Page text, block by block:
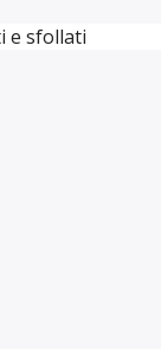
e sfollati